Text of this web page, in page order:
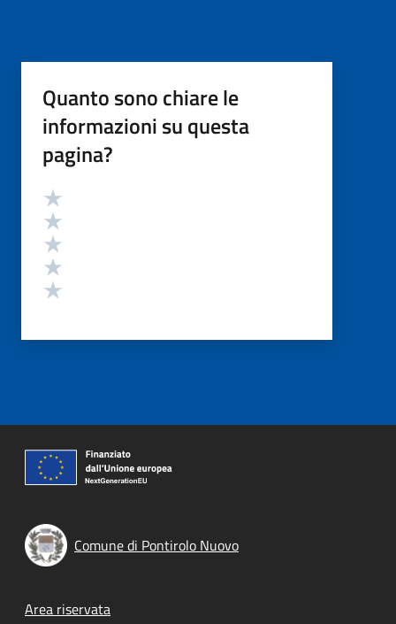
Quanto sono chiare le
informazioni su questa
pagina?
Valutazione
Comune di Pontirolo Nuovo
Footer menu
Area riservata